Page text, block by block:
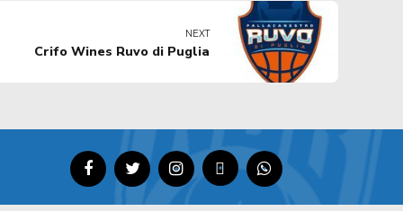
NEXT
Crifo Wines Ruvo di Puglia